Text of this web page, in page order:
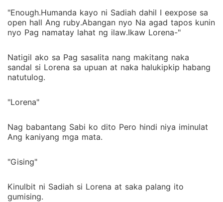
"Enough.Humanda kayo ni Sadiah dahil I eexpose sa
open hall Ang ruby.Abangan nyo Na agad tapos kunin
nyo Pag namatay lahat ng ilaw.Ikaw Lorena-"
Natigil ako sa Pag sasalita nang makitang naka
sandal si Lorena sa upuan at naka halukipkip habang
natutulog.
"Lorena"
Nag babantang Sabi ko dito Pero hindi niya iminulat
Ang kaniyang mga mata.
"Gising"
Kinulbit ni Sadiah si Lorena at saka palang ito
gumising.